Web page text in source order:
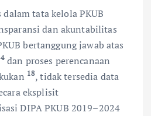
tata kelola PKUB
dan akuntabilitas
bertanggung jawab atas
4dan proses perencanaan
18, tidak tersedia data
eksplisit
DIPA PKUB 2019–2024